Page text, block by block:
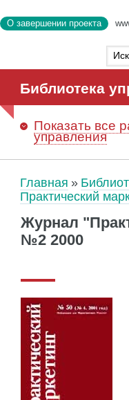
О завершении проекта
Библиотека
Показать все
управления
Главная
Практический
Журнал
№2 2000